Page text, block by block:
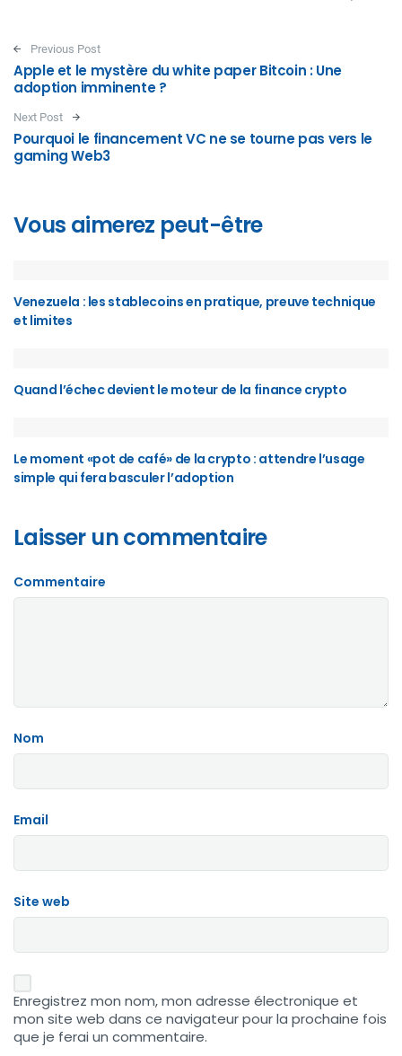
Post navigation
Previous Post
Apple et le mystère du white paper Bitcoin : Une
adoption imminente ?
Next Post
Pourquoi le financement VC ne se tourne pas vers le
gaming Web3
Vous aimerez peut-être
Venezuela : les stablecoins en pratique, preuve technique
et limites
Quand l’échec devient le moteur de la finance crypto
Le moment «pot de café» de la crypto : attendre l’usage
simple qui fera basculer l’adoption
Laisser un commentaire
Commentaire
Nom
Email
Site web
Enregistrez mon nom, mon adresse électronique et
mon site web dans ce navigateur pour la prochaine fois
que je ferai un commentaire.